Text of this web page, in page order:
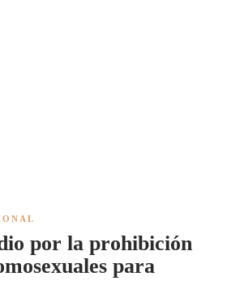
por la prohibición
para